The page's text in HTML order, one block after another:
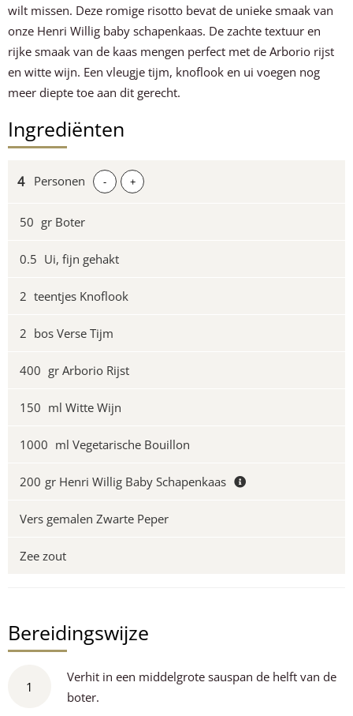
wilt missen. Deze romige risotto bevat de unieke smaak van
onze Henri Willig baby schapenkaas. De zachte textuur en
rijke smaak van de kaas mengen perfect met de Arborio rijst
en witte wijn. Een vleugje tijm, knoflook en ui voegen nog
meer diepte toe aan dit gerecht.
Ingrediënten
Personen - +
50 gr Boter
0.5 Ui, fijn gehakt
2 teentjes Knoflook
2 bos Verse Tijm
400 gr Arborio Rijst
150 ml Witte Wijn
1000 ml Vegetarische Bouillon
200 gr Henri Willig Baby Schapenkaas
Vers gemalen Zwarte Peper
Zee zout
Bereidingswijze
1
Verhit in een middelgrote sauspan de helft van de
boter.